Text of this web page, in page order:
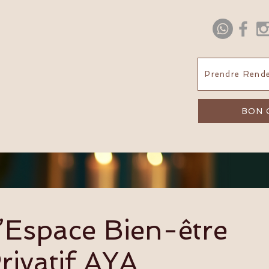
Prendre
BON
Bien-être
AYA